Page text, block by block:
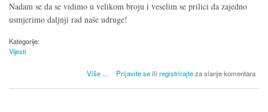
Nadam se da se vidimo u velikom broju i veselim se prilici da zajedno
usmjerimo daljnji rad naše udruge!
Kategorije:
Vijesti
Više
o Pripremni materijali za sjednicu skupštine
... Prijavite seiliregistrirajteza slanje komentara